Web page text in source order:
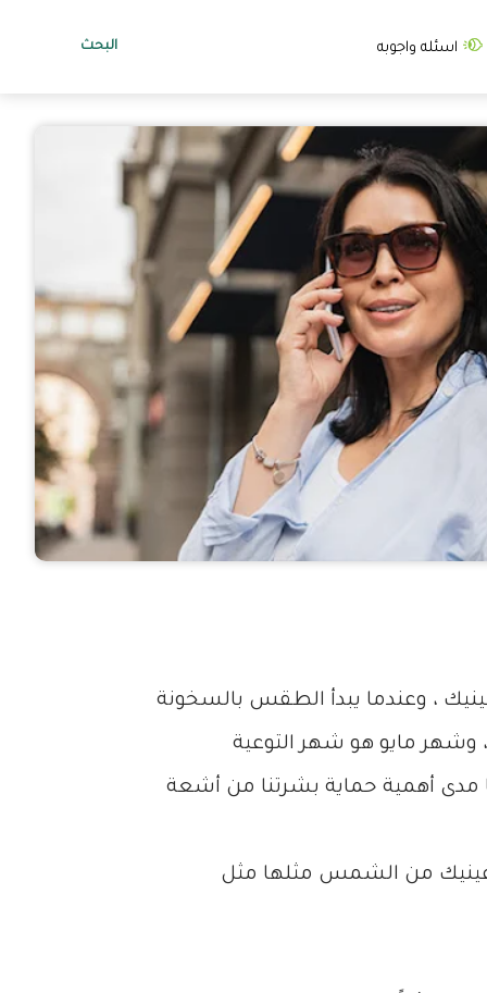
اسئله واجوبه البحث
، وعندما يبدأ الطقس بالسخونة
مايو هو شهر التوعية
مدى أهمية حماية بشرتنا من أشعة
من الشمس مثلها مثل